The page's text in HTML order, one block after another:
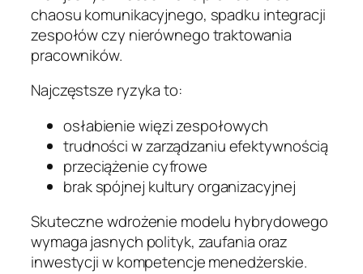
chaosu komunikacyjnego, spadku integracji
zespołów czy nierównego traktowania
pracowników.
Najczęstsze ryzyka to:
osłabienie więzi zespołowych
trudności w zarządzaniu efektywnością
przeciążenie cyfrowe
brak spójnej kultury organizacyjnej
Skuteczne wdrożenie modelu hybrydowego
wymaga jasnych polityk, zaufania oraz
inwestycji w kompetencje menedżerskie.